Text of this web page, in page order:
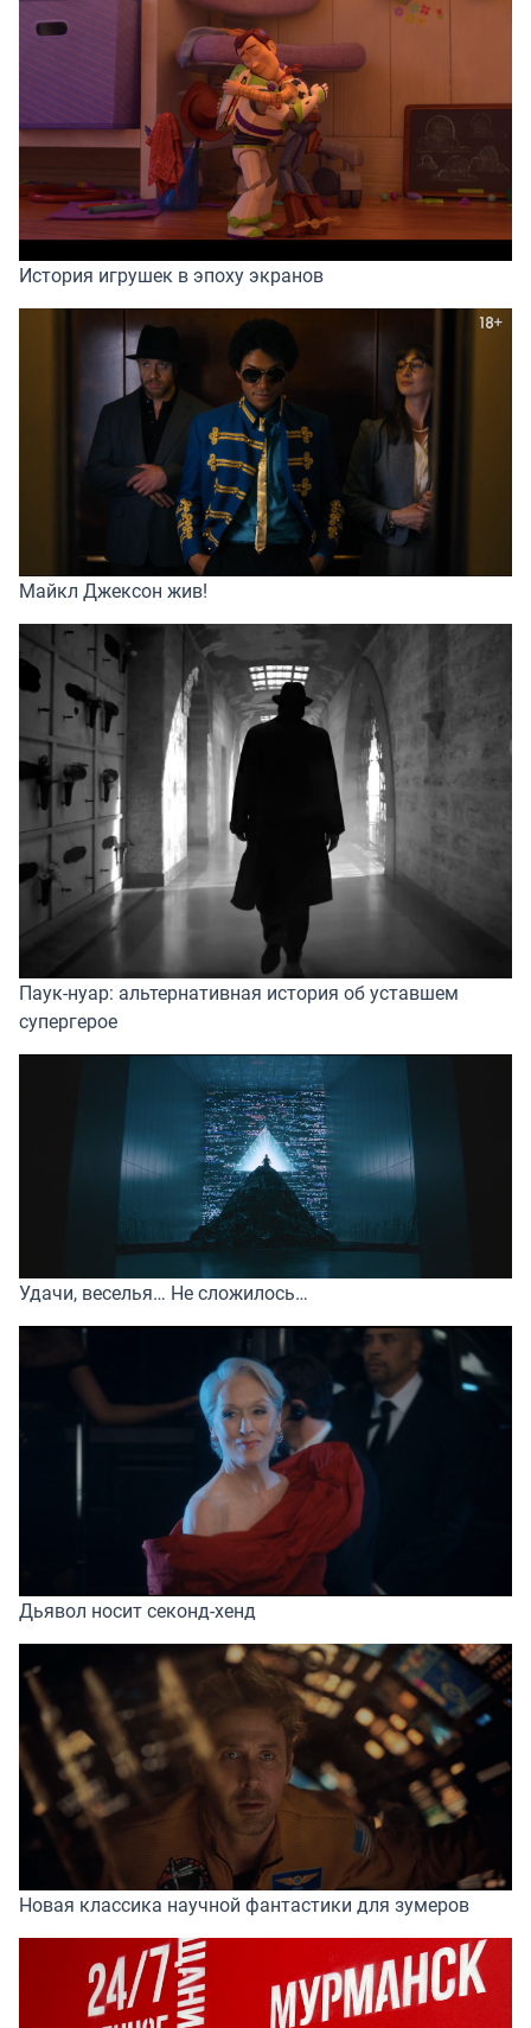
История игрушек в эпоху экранов
Майкл Джексон жив!
Паук-нуар: альтернативная история об уставшем
супергерое
Удачи, веселья… Не сложилось…
Дьявол носит секонд-хенд
Новая классика научной фантастики для зумеров